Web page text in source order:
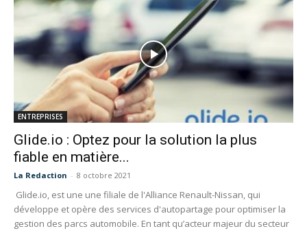
ENTREPRISES
Glide.io : Optez pour la solution la plus
fiable en matière...
La Redaction - 8 octobre 2021
Glide.io, est une une filiale de l'Alliance Renault-Nissan, qui
développe et opère des services d'autopartage pour optimiser la
gestion des parcs automobile. En tant qu’acteur majeur du secteur